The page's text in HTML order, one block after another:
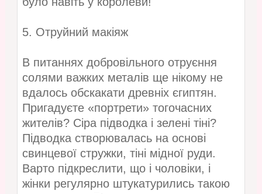
5. Отруйний макіяж
В питаннях добровільного отруєння
солями важких металів ще нікому не
вдалось обскакати древніх єгиптян.
Пригадуєте «портрети» тогочасних
жителів? Сіра підводка і зелені тіні?
Підводка створювалась на основі
свинцевої стружки, тіні мідної руди.
Варто підкреслити, що і чоловіки, і
жінки регулярно штукатурились такою